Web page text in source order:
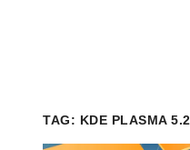
TAG: KDE PLASMA